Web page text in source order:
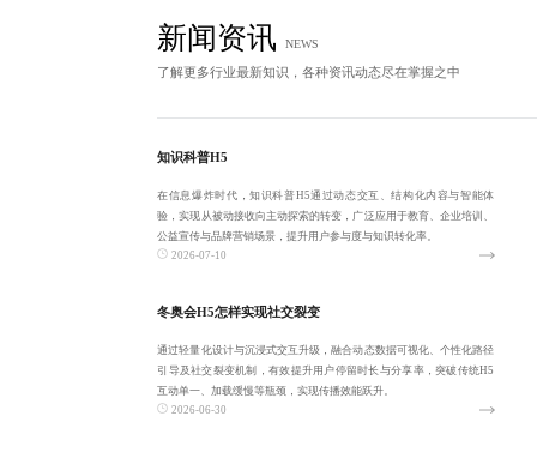
新闻资讯 NEWS
了解更多行业最新知识，各种资讯动态尽在掌握之中
知识科普H5
在信息爆炸时代，知识科普H5通过动态交互、结构化内容与智能体
验，实现从被动接收向主动探索的转变，广泛应用于教育、企业培训、
公益宣传与品牌营销场景，提升用户参与度与知识转化率。
2026-07-10
冬奥会H5怎样实现社交裂变
通过轻量化设计与沉浸式交互升级，融合动态数据可视化、个性化路径
引导及社交裂变机制，有效提升用户停留时长与分享率，突破传统H5
互动单一、加载缓慢等瓶颈，实现传播效能跃升。
2026-06-30